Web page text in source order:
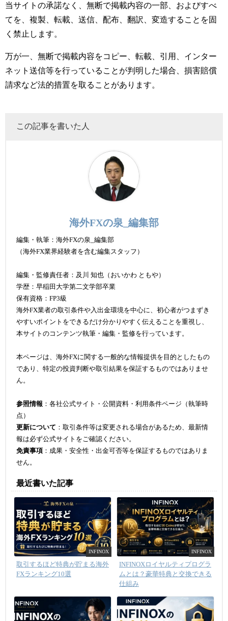
当サイトの承諾なく、無断で掲載内容の一部、およびすべ
てを、複製、転載、送信、配布、翻訳、変造することを固
く禁止します。
万が一、無断で掲載内容をコピー、転載、引用、インター
ネット送信等を行っていることが判明した場合、損害賠償
請求など法的措置を取ることがあります。
この記事を書いた人
海外FXの泉_編集部
編集・執筆：海外FXの泉_編集部
（海外FX業界経験者を含む編集スタッフ）
編集・監修責任者：及川 知也（おいかわ ともや）
学歴：早稲田大学第二文学部卒業
保有資格：FP3級
海外FX業者の取引条件や入出金環境を中心に、初心者がつまずき
やすいポイントをできるだけ分かりやすく伝えることを重視し、
本サイトのコンテンツ執筆・編集・監修を行っています。
本ページは、海外FXに関する一般的な情報提供を目的としたもの
であり、特定の投資判断や取引結果を保証するものではありませ
ん。
参照情報 ：各社公式サイト・公開資料・利用条件ページ（執筆時
点）
更新について ：取引条件等は変更される場合があるため、最新情
報は必ず公式サイトをご確認ください。
免責事項 ：成果・安全性・出金可否等を保証するものではありま
せん。
最近書いた記事
INFINOX
取引するほど特典が貯まる海外
FXランキング10選
INFINOX
INFINOXロイヤルティプログラ
ムとは？豪華特典と交換できる
仕組み